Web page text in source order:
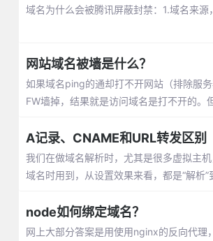
域名为什么会被腾讯屏蔽封禁：1.域名来
网站域名被墙是什么？
如果域名ping的通却打不开网站（排除服
FW墙掉，结果就是访问域名是打不开的
A记录、CNAME和URL转发区别
我们在做域名解析时，尤其是很多虚拟主
域名时用到，从设置效果来看，都是“解析
node如何绑定域名？
网上大部分答案是用使用nginx的反向代